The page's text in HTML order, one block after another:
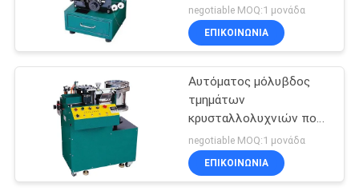
ΈΝΑ
ΑΠΌΣΠΑΣΜΑ
SITEMAP
PRIVACY
POLICY
depaneling μηχανή
PCB
11
μολύβδου μηχανών τη
διευθετήσιμη
negotiable MOQ:1 μονάδα
ΕΠΙΚΟΙΝΩΝΊΑ
Αυτόματος μόλυβδος
τμημάτων
κρυσταλλολυχνιών που
διαμορφώνει την
τέμνουσα μηχανή
μολύβδου PCB μηχανών
negotiable MOQ:1 μονάδα
ΕΠΙΚΟΙΝΩΝΊΑ